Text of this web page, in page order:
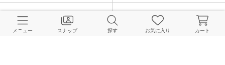
個人情報保護方針 特定商取引法に基づく表記
メニュー スナップ 探す お気に入り カート